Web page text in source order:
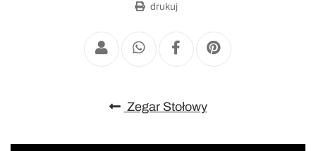
drukuj
Zegar Stołowy